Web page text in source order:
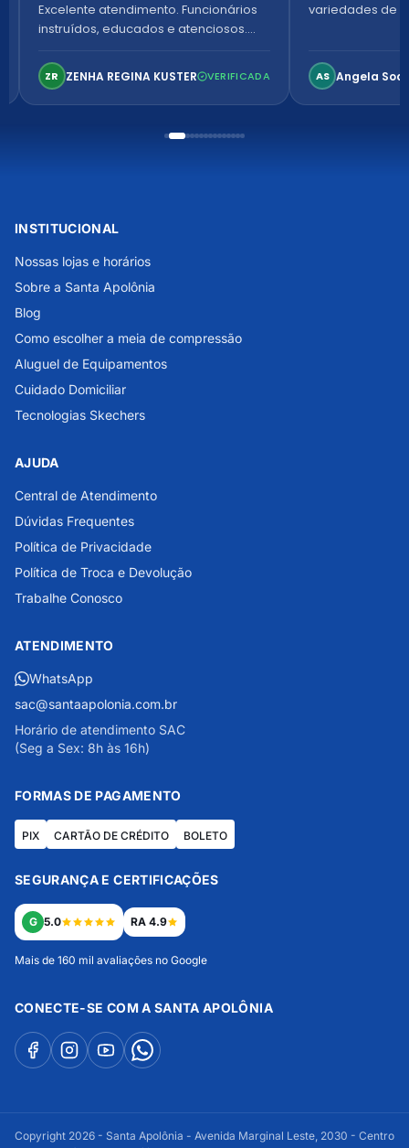
Excelente atendimento. Funcionários
instruídos, educados e atenciosos.
confortável. Perfeito!
ZR ZENHA REGINA KUSTER VERIFICADA
variedades de
AS Angela
INSTITUCIONAL
Nossas lojas e horários
Sobre a Santa Apolônia
Blog
Como escolher a meia de compressão
Aluguel de Equipamentos
Cuidado Domiciliar
Tecnologias Skechers
AJUDA
Central de Atendimento
Dúvidas Frequentes
Política de Privacidade
Política de Troca e Devolução
Trabalhe Conosco
ATENDIMENTO
WhatsApp
sac@santaapolonia.com.br
Horário de atendimento SAC
(Seg a Sex: 8h às 16h)
FORMAS DE PAGAMENTO
PIX CARTÃO DE CRÉDITO BOLETO
SEGURANÇA E CERTIFICAÇÕES
G 5.0 RA 4.9
Mais de 160 mil avaliações no Google
CONECTE-SE COM A SANTA APOLÔNIA
Copyright 2026 - Santa Apolônia - Avenida Marginal Leste, 2030 - Centro